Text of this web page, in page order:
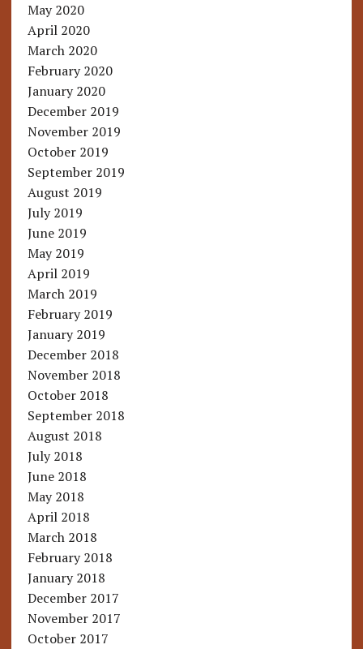
May 2020
April 2020
March 2020
February 2020
January 2020
December 2019
November 2019
October 2019
September 2019
August 2019
July 2019
June 2019
May 2019
April 2019
March 2019
February 2019
January 2019
December 2018
November 2018
October 2018
September 2018
August 2018
July 2018
June 2018
May 2018
April 2018
March 2018
February 2018
January 2018
December 2017
November 2017
October 2017